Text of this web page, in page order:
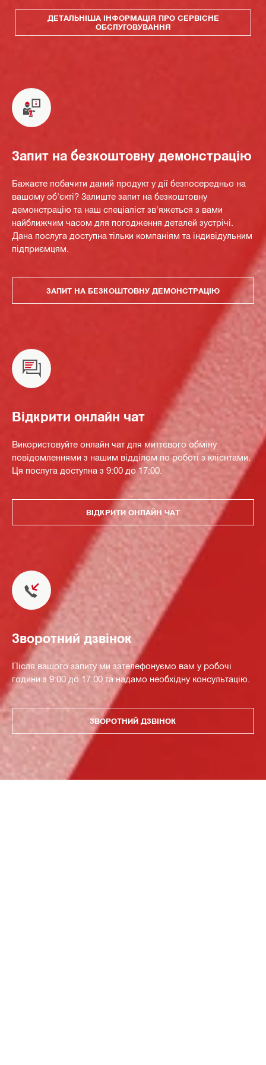
ДЕТАЛЬНІША ІНФОРМАЦІЯ ПРО СЕРВІСНЕ
ОБСЛУГОВУВАННЯ
Запит на безкоштовну демонстрацію
Бажаєте побачити даний продукт у дії безпосередньо на
вашому об'єкті? Залиште запит на безкоштовну
демонстрацію та наш спеціаліст зв'яжеться з вами
найближчим часом для погодження деталей зустрічі.
Дана послуга доступна тільки компаніям та індивідульним
підприємцям.
ЗАПИТ НА БЕЗКОШТОВНУ ДЕМОНСТРАЦІЮ
Відкрити онлайн чат
Використовуйте онлайн чат для миттєвого обміну
повідомленнями з нашим відділом по роботі з клієнтами.
Ця послуга доступна з 9:00 до 17:00.
ВІДКРИТИ ОНЛАЙН ЧАТ
Зворотний дзвінок
Після вашого запиту ми зателефонуємо вам у робочі
години з 9:00 до 17:00 та надамо необхідну консультацію.
ЗВОРОТНИЙ ДЗВІНОК